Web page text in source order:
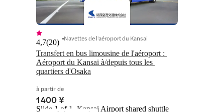
Transfert en bus limousine de l'aéroport :
Aéroport du Kansai à/depuis tous les
quartiers d'Osaka
4,7(20) Navettes de l'aéroport du Kansai
à partir de
1 400 ¥
Slide 1 of 1, Kansai Airport shared shuttle